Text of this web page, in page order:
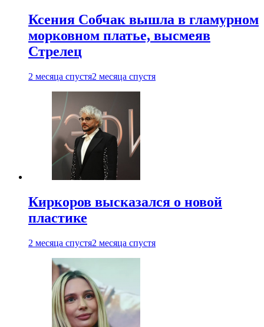
Ксения Собчак вышла в гламурном
морковном платье, высмеяв
Стрелец
2 месяца спустя2 месяца спустя
Киркоров высказался о новой
пластике
2 месяца спустя2 месяца спустя